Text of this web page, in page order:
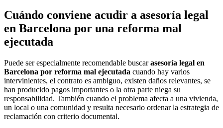
Cuándo conviene acudir a asesoría legal
en Barcelona por una reforma mal
ejecutada
Puede ser especialmente recomendable buscarasesoría legal en
Barcelona por reforma mal ejecutada cuando hay varios
intervinientes, el contrato es ambiguo, existen daños relevantes, se
han producido pagos importantes o la otra parte niega su
responsabilidad. También cuando el problema afecta a una vivienda,
un local o una comunidad y resulta necesario ordenar la estrategia de
reclamación con criterio documental.